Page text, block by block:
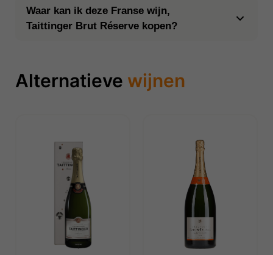
Waar kan ik deze Franse wijn,
Taittinger Brut Réserve kopen?
Alternatieve wijnen